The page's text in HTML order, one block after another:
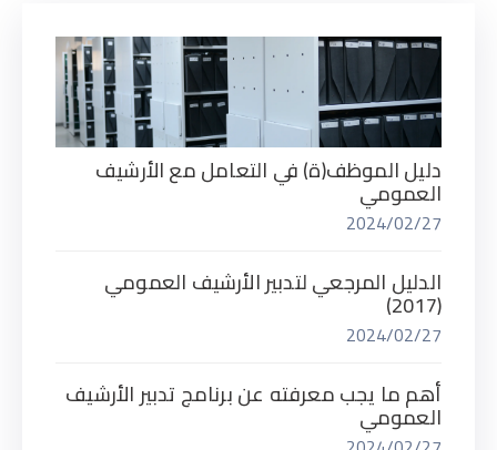
دليل الموظف(ة) في التعامل مع الأرشيف
العمومي
2024/02/27
الدليل المرجعي لتدبير الأرشيف العمومي
(2017)
2024/02/27
أهم ما يجب معرفته عن برنامج تدبير الأرشيف
العمومي